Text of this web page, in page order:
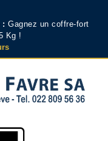
: Gagnez un coffre-fort
Kg !